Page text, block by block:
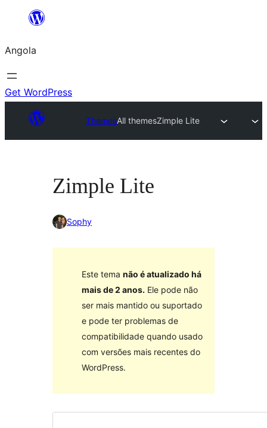
Saltar
o
conteúdo
Angola
Get WordPress
ThemesAll themesZimple Lite
Zimple Lite
Sophy
Este tema não é atualizado há
mais de 2 anos. Ele pode não
ser mais mantido ou suportado
e pode ter problemas de
compatibilidade quando usado
com versões mais recentes do
WordPress.